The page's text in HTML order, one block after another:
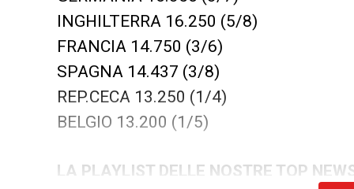
INGHILTERRA 16.250 (5/8)
FRANCIA 14.750 (3/6)
SPAGNA 14.437 (3/8)
REP.CECA 13.250 (1/4)
BELGIO 13.200 (1/5)
LA PLAYLIST DELLE NOSTRE TOP